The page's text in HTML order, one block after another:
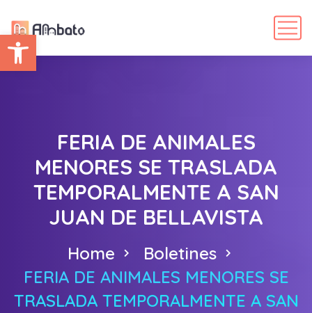
Abrir barra de herramientas
FERIA DE ANIMALES
MENORES SE TRASLADA
TEMPORALMENTE A SAN
JUAN DE BELLAVISTA
Home
Boletines
FERIA DE ANIMALES MENORES SE
TRASLADA TEMPORALMENTE A SAN